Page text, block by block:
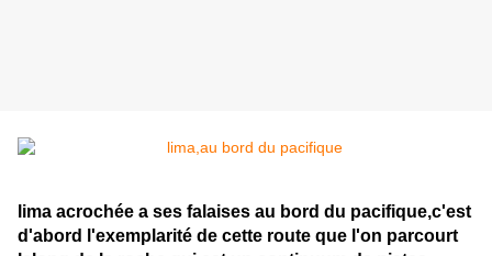
lima acrochée a ses falaises au bord du pacifique,c'est
d'abord l'exemplarité de cette route que l'on parcourt